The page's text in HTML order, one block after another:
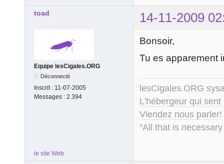
toad 14-11-2009
Equipe lesCigales.ORG
Déconnecté
Inscrit : 11-07-2005
Messages : 2.394
Bonsoir,
Tu es apparement
lesCigales.ORG
L'hébergeur qui
Viendez nous parler!
"All that is
le site Web